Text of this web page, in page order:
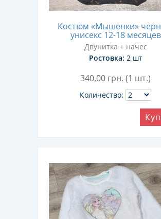
Костюм «Мышенки»
унисекс 12-18 месяцев
Двунитка + начес
Ростовка: 2 шт
340,00 грн. (1 шт.)
Количество: